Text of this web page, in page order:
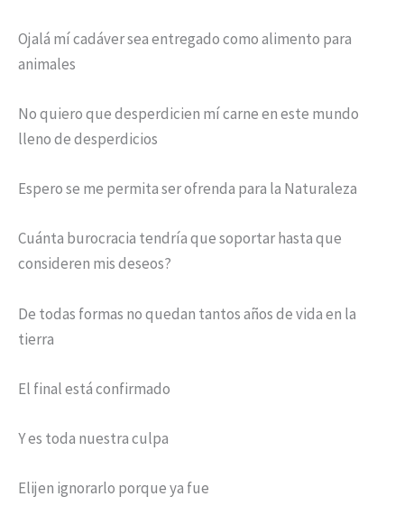
Ojalá mí cadáver sea entregado como alimento para
animales
No quiero que desperdicien mí carne en este mundo
lleno de desperdicios
Espero se me permita ser ofrenda para la Naturaleza
Cuánta burocracia tendría que soportar hasta que
consideren mis deseos?
De todas formas no quedan tantos años de vida en la
tierra
El final está confirmado
Y es toda nuestra culpa
Elijen ignorarlo porque ya fue